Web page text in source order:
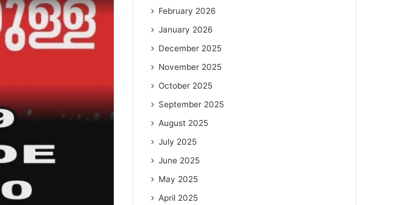
February 2026
January 2026
December 2025
November 2025
October 2025
September 2025
August 2025
July 2025
June 2025
May 2025
April 2025